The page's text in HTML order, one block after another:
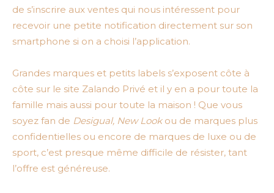
de s’inscrire aux ventes qui nous intéressent pour
recevoir une petite notification directement sur son
smartphone si on a choisi l’application.
Grandes marques et petits labels s’exposent côte à
côte sur le site Zalando Privé et il y en a pour toute la
famille mais aussi pour toute la maison ! Que vous
soyez fan de Desigual, New Lookou de marques plus
confidentielles ou encore de marques de luxe ou de
sport, c’est presque même difficile de résister, tant
l’offre est généreuse.